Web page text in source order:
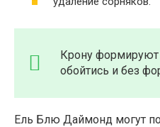
Крону
обойтись и без
Ель Блю Даймонд могут